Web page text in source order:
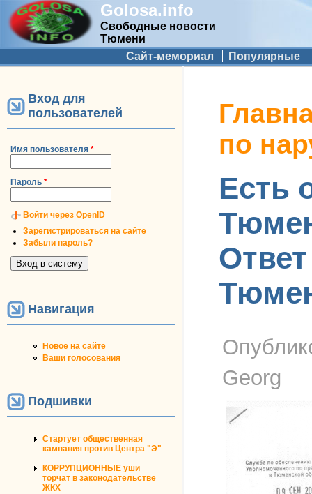
Golosa.info
Свободные новости
Тюмени
Дополнительное меню
Сайт-мемориал Популярные
Вход для
пользователей
Имя пользователя *
Пароль *
Войти через OpenID
Зарегистрироваться на сайте
Забыли пароль?
Навигация
Новое на сайте
Ваши голосования
Подшивки
Стартует общественная
кампания против Центра "Э"
КОРРУПЦИОННЫЕ уши
торчат в законодательстве
ЖКХ
Вы здесь
по
Есть
Georg